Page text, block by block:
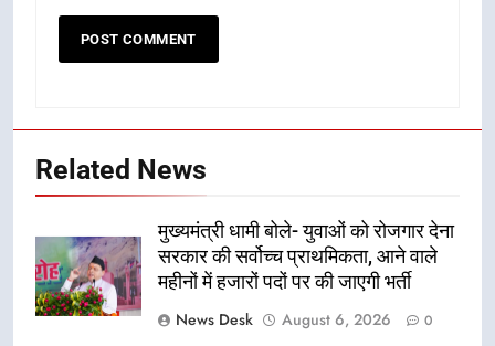
Related News
मुख्यमंत्री धामी बोले- युवाओं को रोजगार देना
सरकार की सर्वोच्च प्राथमिकता, आने वाले
महीनों में हजारों पदों पर की जाएगी भर्ती
News Desk
August 6, 2026 0